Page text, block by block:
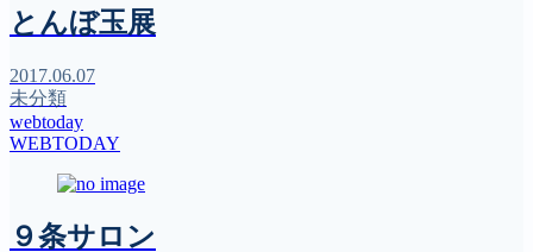
とんぼ玉展
2017.06.07
未分類
webtoday
WEBTODAY
９条サロン